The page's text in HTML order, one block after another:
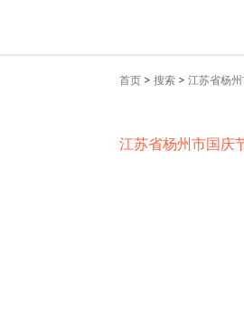
首页 > 搜索 > 江苏省杨
江苏省杨州市国庆